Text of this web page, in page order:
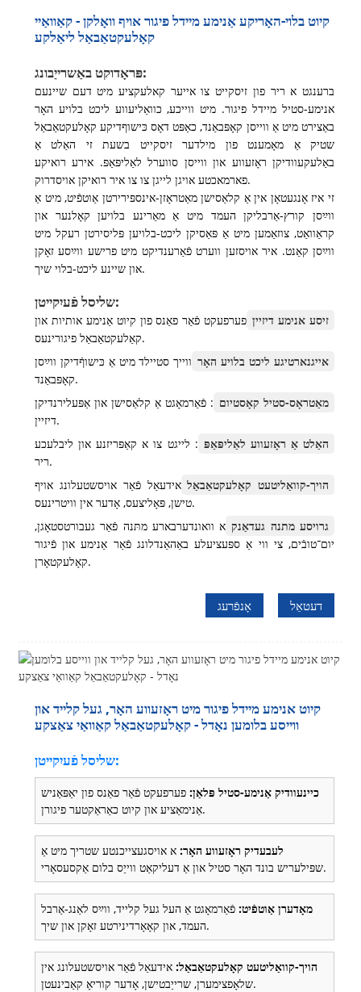
קיוט בלוי-האָריקע אַנימע מיידל פיגור אויף וואָלקן - קאַוואַיי
קאָלעקטאַבאַל ליאַלקע
פּראָדוקט באַשרייַבונג:
ברענגט א ריר פון זיסקייט צו אייער קאלעקציע מיט דעם שיינעם
אנימע-סטיל מיידל פיגור. מיט ווייכע, כוואַליעווע ליכט בלויע האָר
באַצירט מיט אַ ווייסן קאָפּבאַנד, כאַפּט דאָס כּישוףדיקע קאָלעקטאַבאַל
שטיק אַ מאָמענט פון מילדער זיסקייט בשעת זי האַלט אַ
באַלעקעוודיקן ראָזעווע און ווייסן סווערל לאַליפּאַפּ. אירע רואיקע
פארמאכטע אויגן לייגן צו צו איר רואיקן אויסדרוק.
זי איז אָנגעטאָן אין אַ קלאַסישן מאַטראָזן-אינספּירירטן אַוטפֿיט, מיט אַ
ווײַסן קורץ-אַרבליקן העמד מיט אַ מאַרינע בלויען קאָלנער און
קראַוואַט, צוזאַמען מיט אַ פּאַסיקן ליכט-בלויען פּליסירטן רעקל מיט
ווײַסן קאַנט. איר אויסזען ווערט פֿאַרענדיקט מיט פרישע ווײַסע זאָקן
און שיינע ליכט-בלוי שיך.
שליסל פֿעיִקייטן:
זיסע אנימע דיזיין פערפעקט פֿאַר פאַנס פון קיוט אַנימע אותיות און
קאַלעקטאַבאַל פיגורינעס.
אייגנארטיגע ליכט בלויע האָר ווייך סטיילד מיט אַ כּישוףֿדיקן ווײַסן
קאָפּבאַנד.
מאַטראָס-סטיל קאָסטיום : פֿאַרמאָגט אַ קלאַסישן און אַפּעלירנדיקן
דיזיין.
האַלט אַ ראָזעווע לאַליפּאַפּ : לייגט צו א קאַפּריזנע און ליבלעכע
ריר.
הויך-קוואַליטעט קאָלעקטאַבאַל אידעאַל פֿאַר אויסשטעלונג אויף
טישן, פּאָליצעס, אָדער אין וויטרינעס.
גרויסע מתנה געדאַנק א וואונדערבארע מתּנה פֿאַר געבורטסטאָגן,
יום־טובֿים, צי ווי אַ ספּעציעלע באַהאַנדלונג פֿאַר אַנימע און פֿיגור
קאָלעקטאָרן.
אָנפֿרעג דעטאַל
קיוט אנימע מיידל פיגור מיט ראָזעווע האָר, געל קלייד און
ווייסע בלומען נאָדל - קאָלעקטאַבאַל קאַוואַי צאַצקע
שליסל פֿעיִקייטן:
כיינעוודיק אַנימע-סטיל פּלאַן: פערפעקט פֿאַר פאַנס פון יאַפּאַניש
אַנימאַציע און קיוט כאַראַקטער פיגורן.
לעבעדיק ראָזעווע האָר: א אויסגעצייכנטע שטריך מיט אַ
שפּילעריש בונד האָר סטיל און אַ דעליקאַט ווייַס בלום אַקסעסאָרי.
מאָדערן אַוטפֿיט: פֿאַרמאָגט אַ העל געל קלייד, ווײַס לאַנג-אַרבל
העמד, און קאָאָרדינירטע זאָקן און שיך.
הויך-קוואַליטעט קאָלעקטאַבאַל: אידעאַל פֿאַר אויסשטעלונג אין
שלאָפצימערן, שרייַבטישן, אָדער קוריאָ קאַבינעטן.